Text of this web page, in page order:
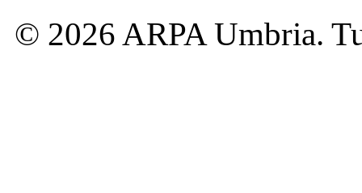
© 2026 ARPA Umbria.